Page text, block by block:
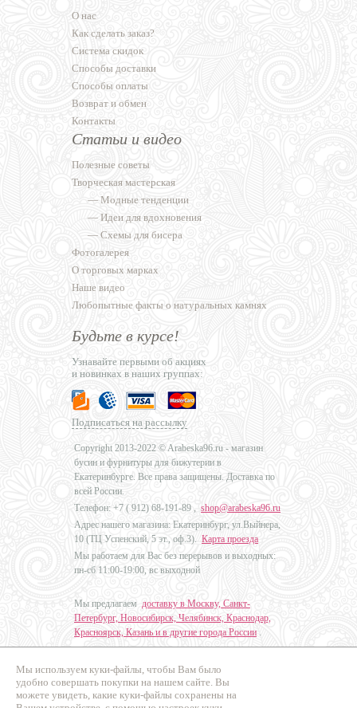
Мы используем куки-файлы, чтобы Вам было
удобно совершать покупки на нашем сайте. Вы
можете увидеть, какие куки-файлы сохранены на
О нас
Как сделать заказ?
Система скидок
Способы доставки
Способы оплаты
Возврат и обмен
Контакты
Статьи и видео
Полезные советы
Творческая мастерская
— Модные тенденции
— Идеи для вдохновения
— Схемы для бисера
Фотогалерея
О торговых марках
Наше видео
Любопытные факты о натуральных камнях
Будьте в курсе!
Узнавайте первыми об акциях
и новинках в наших группах:
Подписаться на рассылку
Copyright 2013-2022 © Arabeska96.ru - магазин
бусин и фурнитуры для бижутерии в
Екатеринбурге. Все права защищены. Доставка по
всей России.
Телефон: +7 ( 912) 68-191-89 , shop@arabeska96.ru
Адрес нашего магазина: Екатеринбург, ул.Выйнера,
10 (ТЦ Успенский, 5 эт., оф.3). Карта проезда
Мы работаем для Вас без перерывов и выходных:
пн-сб 11:00-19:00, вс выходной
Мы предлагаем доставку в Москву, Санкт-
Петербург, Новосибирск, Челябинск, Краснодар,
Красноярск, Казань и в другие города России .
Дизайн - Наталья Мальцева
Продвижение сайтов